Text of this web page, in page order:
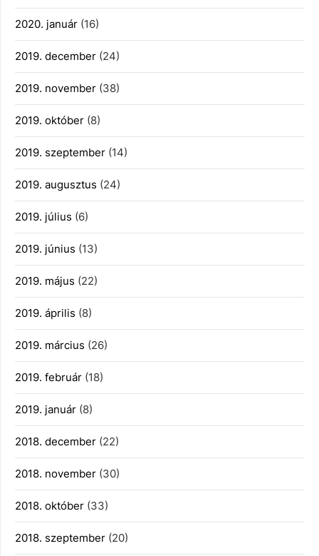
2020. január (16)
2019. december (24)
2019. november (38)
2019. október (8)
2019. szeptember (14)
2019. augusztus (24)
2019. július (6)
2019. június (13)
2019. május (22)
2019. április (8)
2019. március (26)
2019. február (18)
2019. január (8)
2018. december (22)
2018. november (30)
2018. október (33)
2018. szeptember (20)